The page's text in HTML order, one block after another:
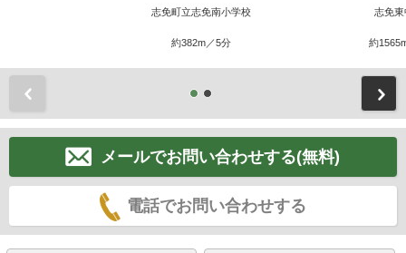
志免町立志免南小学校
約382m／5分
志免東
約
メールでお問い合わせする(無料)
電話でお問い合わせする